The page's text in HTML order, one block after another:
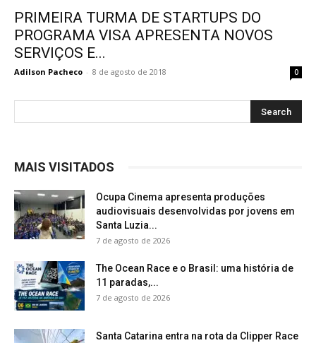
PRIMEIRA TURMA DE STARTUPS DO
PROGRAMA VISA APRESENTA NOVOS
SERVIÇOS E...
Adilson Pacheco - 8 de agosto de 2018 0
MAIS VISITADOS
Ocupa Cinema apresenta produções
audiovisuais desenvolvidas por jovens em
Santa Luzia...
7 de agosto de 2026
The Ocean Race e o Brasil: uma história de
11 paradas,...
7 de agosto de 2026
Santa Catarina entra na rota da Clipper Race